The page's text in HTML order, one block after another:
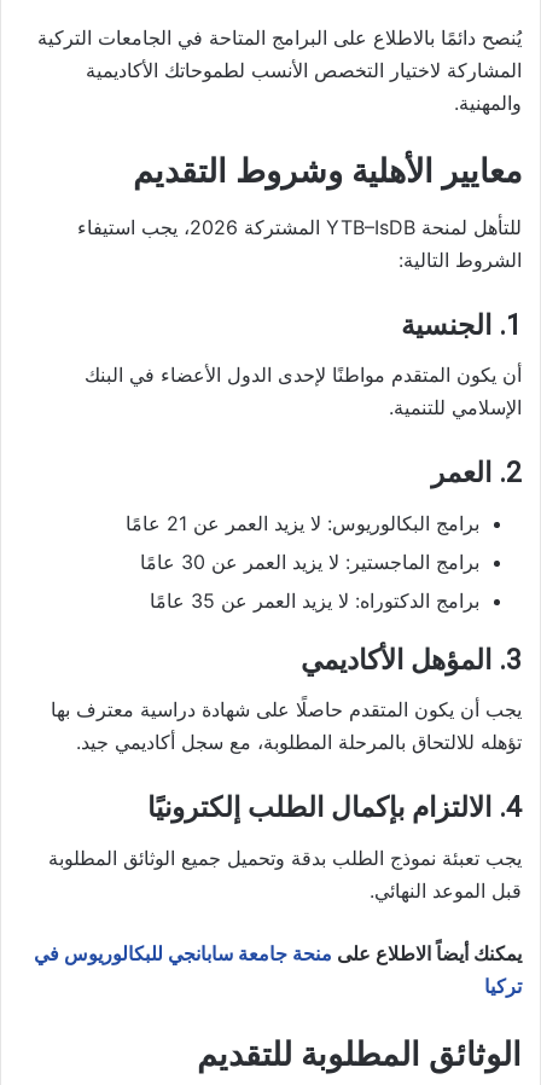
يُنصح دائمًا بالاطلاع على البرامج المتاحة في الجامعات التركية
المشاركة لاختيار التخصص الأنسب لطموحاتك الأكاديمية
والمهنية.
معايير الأهلية وشروط التقديم
للتأهل لمنحة YTB–IsDB المشتركة 2026، يجب استيفاء
الشروط التالية:
1. الجنسية
أن يكون المتقدم مواطنًا لإحدى الدول الأعضاء في البنك
الإسلامي للتنمية.
2. العمر
برامج البكالوريوس: لا يزيد العمر عن 21 عامًا
برامج الماجستير: لا يزيد العمر عن 30 عامًا
برامج الدكتوراه: لا يزيد العمر عن 35 عامًا
3. المؤهل الأكاديمي
يجب أن يكون المتقدم حاصلًا على شهادة دراسية معترف بها
تؤهله للالتحاق بالمرحلة المطلوبة، مع سجل أكاديمي جيد.
4. الالتزام بإكمال الطلب إلكترونيًا
يجب تعبئة نموذج الطلب بدقة وتحميل جميع الوثائق المطلوبة
قبل الموعد النهائي.
يمكنك أيضاً الاطلاع على منحة جامعة سابانجي للبكالوريوس في
تركيا
الوثائق المطلوبة للتقديم